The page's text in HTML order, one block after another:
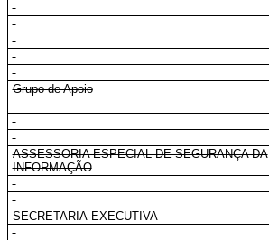
Grupo de Apoio
ASSESSORIA ESPECIAL DE SEGURANÇA DA
INFORMAÇÃO
SECRETARIA-EXECUTIVA